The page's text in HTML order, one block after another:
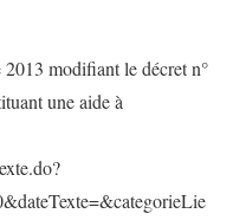
modifiant le décret n°
une aide à